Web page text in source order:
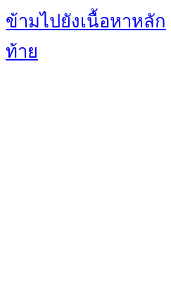
ข้ามไปยังเนื้อหาหลัก
ท้าย